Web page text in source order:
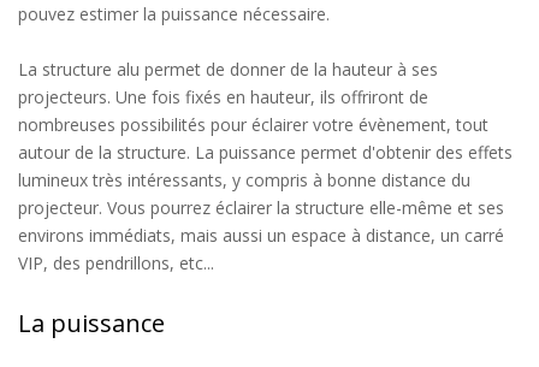
pouvez estimer la puissance nécessaire.
La structure alu permet de donner de la hauteur à ses
projecteurs. Une fois fixés en hauteur, ils offriront de
nombreuses possibilités pour éclairer votre évènement, tout
autour de la structure. La puissance permet d'obtenir des effets
lumineux très intéressants, y compris à bonne distance du
projecteur. Vous pourrez éclairer la structure elle-même et ses
environs immédiats, mais aussi un espace à distance, un carré
VIP, des pendrillons, etc...
La puissance